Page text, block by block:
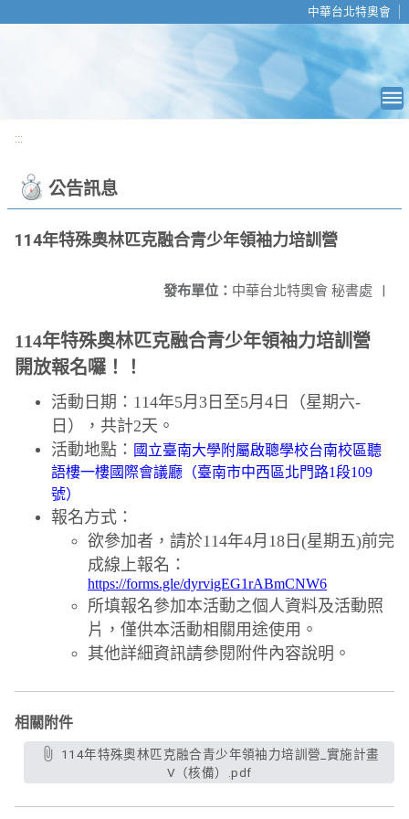
中華台北特奧會
:::
公告訊息
114年特殊奧林匹克融合青少年領袖力培訓營
發布單位： 中華台北特奧會 秘書處 |
114年特殊奧林匹克融合青少年領袖力培訓營
開放報名囉！！
活動日期：114年5月3日至5月4日（星期六-
日），共計2天。
活動地點： 國立臺南大學附屬啟聰學校台南校區聽
語樓一樓國際會議廳（臺南市中西區北門路1段109
號）
報名方式：
欲參加者，請於114年4月18日(星期五)前完
成線上報名：
https://forms.gle/dyrvigEG1rABmCNW6
所填報名參加本活動之個人資料及活動照
片，僅供本活動相關用途使用。
其他詳細資訊請參閱附件內容說明。
相關附件
V（核備）.pdf